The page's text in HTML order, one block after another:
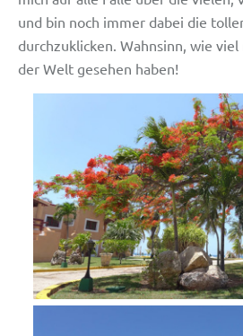
und bin noch immer dabei die
durchzuklicken. Wahnsinn, wie viel
der Welt gesehen haben!